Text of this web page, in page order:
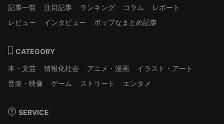
記事一覧 注目記事 ランキング コラム
レポート
レビュー
インタビュー ポップなまとめ記事
CATEGORY
本・文芸
情報化社会 アニメ・漫画
イラスト・アート
音楽・映像
ゲーム ストリート エンタメ
SERVICE